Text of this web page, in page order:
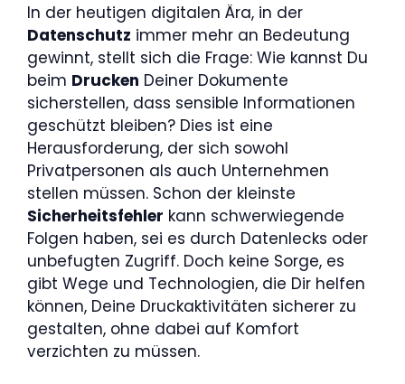
In der heutigen digitalen Ära, in der
Datenschutz immer mehr an Bedeutung
gewinnt, stellt sich die Frage: Wie kannst Du
beim Drucken Deiner Dokumente
sicherstellen, dass sensible Informationen
geschützt bleiben? Dies ist eine
Herausforderung, der sich sowohl
Privatpersonen als auch Unternehmen
stellen müssen. Schon der kleinste
Sicherheitsfehler kann schwerwiegende
Folgen haben, sei es durch Datenlecks oder
unbefugten Zugriff. Doch keine Sorge, es
gibt Wege und Technologien, die Dir helfen
können, Deine Druckaktivitäten sicherer zu
gestalten, ohne dabei auf Komfort
verzichten zu müssen.